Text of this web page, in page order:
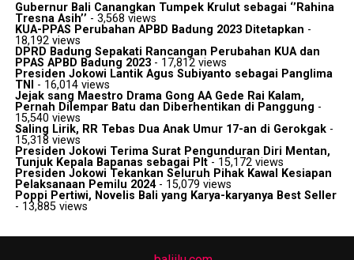
Gubernur Bali Canangkan Tumpek Krulut sebagai ‘’Rahina
Tresna Asih’’ - 3,568 views
KUA-PPAS Perubahan APBD Badung 2023 Ditetapkan -
18,192 views
DPRD Badung Sepakati Rancangan Perubahan KUA dan
PPAS APBD Badung 2023- 17,812 views
Presiden Jokowi Lantik Agus Subiyanto sebagai Panglima
TNI
- 16,014 views
Jejak sang Maestro Drama Gong AA Gede Rai Kalam,
Pernah Dilempar Batu dan Diberhentikan di Panggung -
15,540 views
Saling Lirik, RR Tebas Dua Anak Umur 17-an di Gerokgak-
15,318 views
Presiden Jokowi Terima Surat Pengunduran Diri Mentan,
Tunjuk Kepala Bapanas sebagai Plt- 15,172 views
Presiden Jokowi Tekankan Seluruh Pihak Kawal Kesiapan
Pelaksanaan Pemilu 2024- 15,079 views
Poppi Pertiwi, Novelis Bali yang Karya-karyanya Best Seller
- 13,885 views